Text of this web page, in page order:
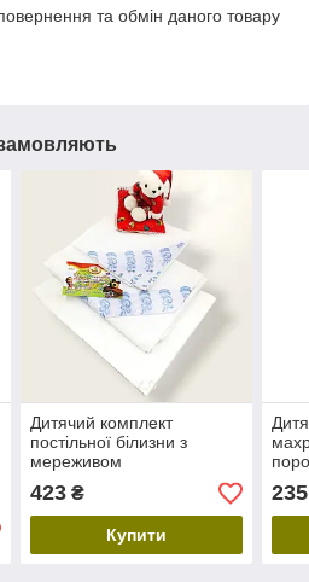
та обмін даного товару
Дитячий комплект
постільної білизни з
мереживом
423₴
Купити
235